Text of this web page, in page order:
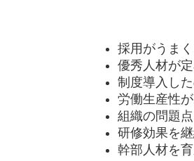
採用がうま
優秀人材が
制度導入し
労働生産性
組織の問題
研修効果を
幹部人材を